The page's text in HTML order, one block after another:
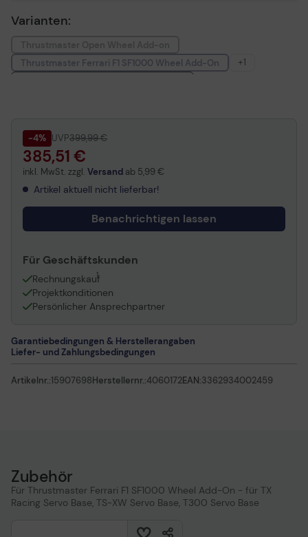
Varianten:
Thrustmaster Ferrari F1 SF1000 Wheel Add-On
+1
-4% UVP399,99 €
385,51 €
inkl. MwSt. zzgl. Versand ab 5,99 €
Artikel aktuell nicht lieferbar!
Benachrichtigen lassen
Für Geschäftskunden
Rechnungskauf
1
Projektkonditionen
Persönlicher Ansprechpartner
Garantiebedingungen & Herstellerangaben
Liefer- und Zahlungsbedingungen
Artikelnr.:15907698Herstellernr.:4060172EAN:3362934002459
Zubehör
Für Thrustmaster Ferrari F1 SF1000 Wheel Add-On - für TX
Racing Servo Base, TS-XW Servo Base, T300 Servo Base